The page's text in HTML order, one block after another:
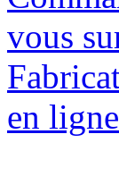
vous
en